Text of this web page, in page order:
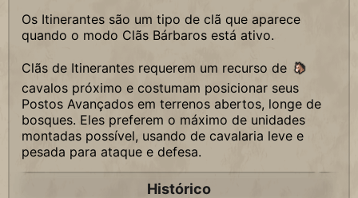
Os Itinerantes são um tipo de clã que aparece
quando o modo Clãs Bárbaros está ativo.
Clãs de Itinerantes requerem um recurso de
cavalos próximo e costumam posicionar seus
Postos Avançados em terrenos abertos, longe de
bosques. Eles preferem o máximo de unidades
montadas possível, usando de cavalaria leve e
pesada para ataque e defesa.
Histórico